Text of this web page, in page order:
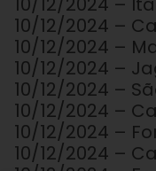
10/12/2024 –
10/12/2024 –
10/12/2024 –
10/12/2024 –
10/12/2024 –
10/12/2024 –
10/12/2024 –